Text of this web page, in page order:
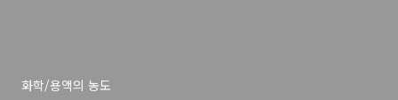
화학/용액의 농도